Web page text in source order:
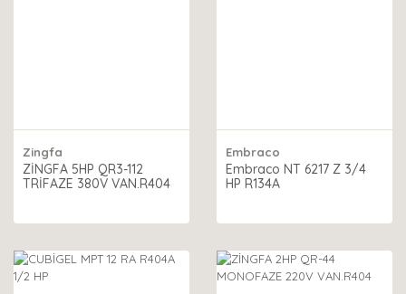
Zingfa
ZİNGFA 5HP QR3-112
TRİFAZE 380V VAN.R404
Embraco
Embraco NT 6217 Z 3/4
HP R134A